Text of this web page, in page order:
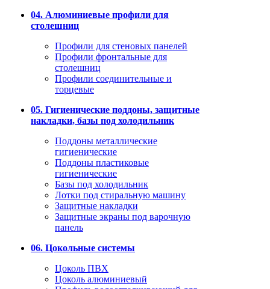
04. Алюминиевые профили для
столешниц
Профили для стеновых панелей
Профили фронтальные для
столешниц
Профили соединительные и
торцевые
05. Гигиенические поддоны, защитные
накладки, базы под холодильник
Поддоны металлические
гигиенические
Поддоны пластиковые
гигиенические
Базы под холодильник
Лотки под стиральную машину
Защитные накладки
Защитные экраны под варочную
панель
06. Цокольные системы
Цоколь ПВХ
Цоколь алюминиевый